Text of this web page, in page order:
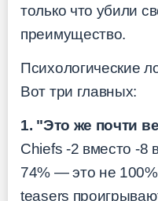
только что убили
преимущество.
Психологические
Вот три главных:
1. "Это же почти
Chiefs -2 вместо -8
74% — это не
teasers